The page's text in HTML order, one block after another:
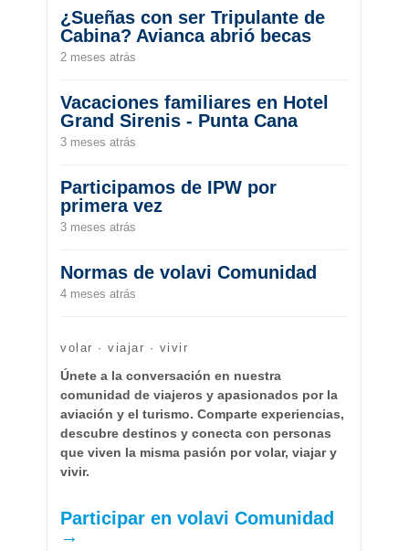
¿Sueñas con ser Tripulante de
Cabina? Avianca abrió becas
2 meses atrás
Vacaciones familiares en Hotel
Grand Sirenis - Punta Cana
3 meses atrás
Participamos de IPW por
primera vez
3 meses atrás
Normas de volavi Comunidad
4 meses atrás
volar · viajar · vivir
Únete a la conversación en nuestra
comunidad de viajeros y apasionados por la
aviación y el turismo. Comparte experiencias,
descubre destinos y conecta con personas
que viven la misma pasión por volar, viajar y
vivir.
Participar en volavi Comunidad
→